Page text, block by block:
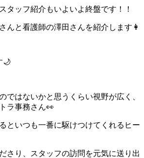
タッフ紹介もいよいよ終盤です！！
んと看護師の澤田さんを紹介します👩
🌙
ではないかと思うくらい視野が広く、
ラ事務さん👀
といつも一番に駆けつけてくれるヒー
さり、スタッフの訪問を元気に送り出